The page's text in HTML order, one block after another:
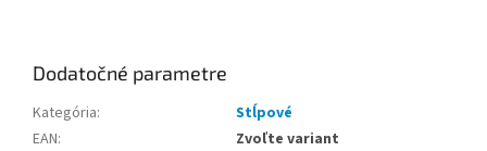
Dodatočné parametre
Kategória:
Stĺpové
EAN:
Zvoľte variant